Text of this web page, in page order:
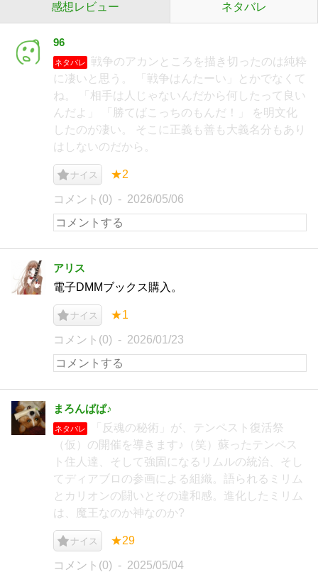
感想レビュー ネタバレ
96
ネタバレ
戦争のアカンところを描き切ったのは純粋
に凄いと思う。 「戦争はんたーい」とかでなくて
ね。 「相手は人じゃないんだから何したって良い
んだよ」 「勝てばこっちのもんだ！」 を明文化
したのが凄い。 そこに正義も善も大義名分もあり
はしないのだから。
ナイス ★2
コメント(0) 2026/05/06
アリス
電子DMMブックス購入。
ナイス ★1
コメント(0) 2026/01/23
まろんぱぱ♪
ネタバレ
「反魂の秘術」が、テンペスト復活祭
（仮）の開催を導きます♪（笑）蘇ったテンペス
ト住人達、そして強固になるリムルの統治、そし
てディアブロの参画による組織。語られるミリム
とカリオンの闘いとその違和感。進化したミリム
は、魔王なのか神なのか?
ナイス ★29
コメント(0) 2025/05/04